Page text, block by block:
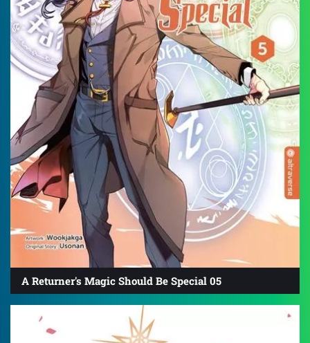
A Returner's Magic Should Be Special 05